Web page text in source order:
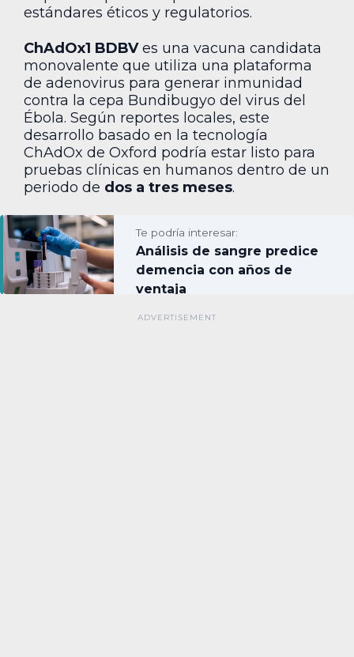
estándares éticos y regulatorios.
ChAdOx1 BDBVes una vacuna candidata
monovalente que utiliza una plataforma
de adenovirus para generar inmunidad
contra la cepa Bundibugyo del virus del
Ébola. Según reportes locales, este
desarrollo basado en la tecnología
ChAdOx de Oxford podría estar listo para
pruebas clínicas en humanos dentro de un
periodo de dos a tres meses.
Te podría interesar:
Análisis de sangre predice
demencia con años de
ventaja